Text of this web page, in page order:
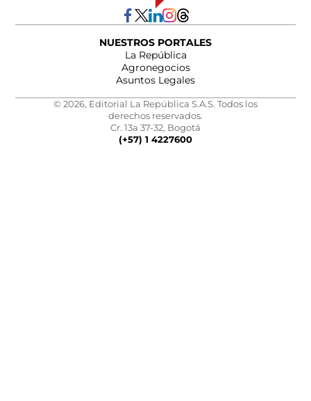
NUESTROS PORTALES
La República
Agronegocios
Asuntos Legales
© 2026, Editorial La República S.A.S. Todos los
derechos reservados.
Cr. 13a 37-32, Bogotá
(+57) 1 4227600